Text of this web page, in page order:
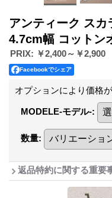
アンティーク スカ
4.7cm幅 コットン
PRIX: ￥2,400～￥2,900
Facebookでシェア
オプションにより価格
MODELE-モデル-:
数量:
返品特約に関する重要